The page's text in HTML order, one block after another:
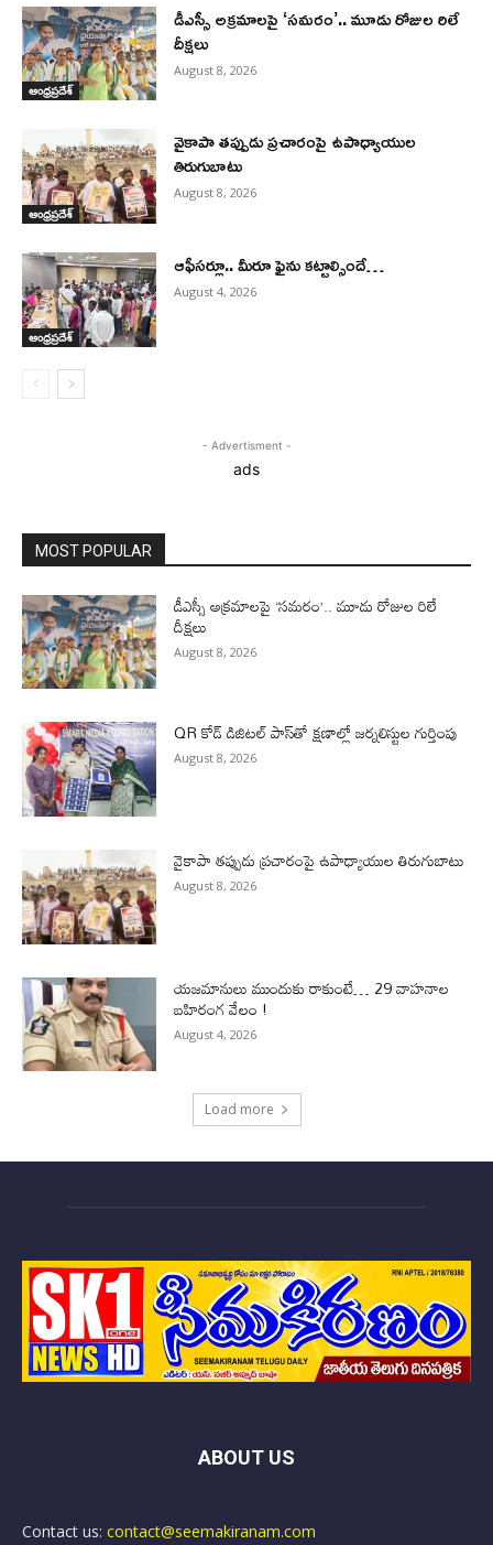
ఆంధ్రప్రదేశ్
డీఎస్సీ అక్రమాలపై ‘సమరం’.. మూడు రోజుల రిలే
దీక్షలు
August 8, 2026
ఆంధ్రప్రదేశ్
వైకాపా తప్పుడు ప్రచారంపై ఉపాధ్యాయుల
తిరుగుబాటు
August 8, 2026
ఆంధ్రప్రదేశ్
ఆఫీసర్లూ.. మీరూ ఫైను కట్టాల్సిందే…
August 4, 2026
- Advertisment -
ads
MOST POPULAR
డీఎస్సీ అక్రమాలపై ‘సమరం’.. మూడు రోజుల రిలే
దీక్షలు
August 8, 2026
QR కోడ్ డిజిటల్ పాస్‌తో క్షణాల్లో జర్నలిస్టుల గుర్తింపు
August 8, 2026
వైకాపా తప్పుడు ప్రచారంపై ఉపాధ్యాయుల తిరుగుబాటు
August 8, 2026
యజమానులు ముందుకు రాకుంటే… 29 వాహనాల
బహిరంగ వేలం !
August 4, 2026
Load more
ABOUT US
Contact us: contact@seemakiranam.com